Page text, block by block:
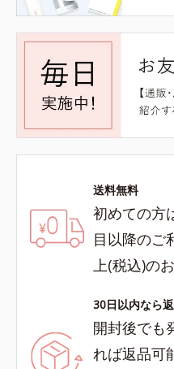
送料無料
初めての方
目以降のご
上(税込)の
30日以内なら
開封後でも
れば返品可